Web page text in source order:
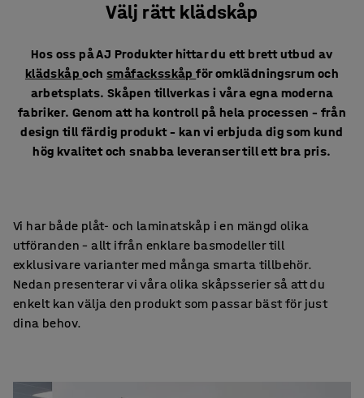
Välj rätt klädskåp
Hos oss på AJ Produkter hittar du ett brett utbud av
klädskåpochsmåfacksskåpför omklädningsrum och
arbetsplats. Skåpen tillverkas i våra egna moderna
fabriker. Genom att ha kontroll på hela processen – från
design till färdig produkt – kan vi erbjuda dig som kund
hög kvalitet och snabba leveranser till ett bra pris.
Vi har både plåt- och laminatskåp i en mängd olika
utföranden – allt ifrån enklare basmodeller till
exklusivare varianter med många smarta tillbehör.
Nedan presenterar vi våra olika skåpsserier så att du
enkelt kan välja den produkt som passar bäst för just
dina behov.